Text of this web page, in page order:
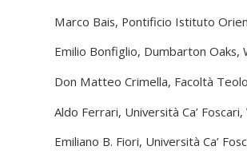
Marco Bais, Pontificio Istituto
Emilio Bonfiglio, Dumbarton Oaks,
Don Matteo Crimella, Facoltà
Aldo Ferrari, Università Ca’ Foscari,
Emiliano B. Fiori, Università Ca’